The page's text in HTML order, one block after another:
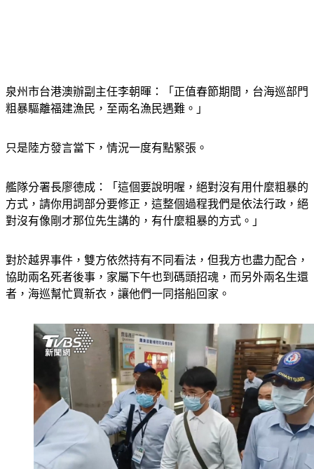
泉州市台港澳辦副主任李朝暉：「正值春節期間，台海巡部門
粗暴驅離福建漁民，至兩名漁民遇難。」
只是陸方發言當下，情況一度有點緊張。
艦隊分署長廖德成：「這個要說明喔，絕對沒有用什麼粗暴的
方式，請你用詞部分要修正，這整個過程我們是依法行政，絕
對沒有像剛才那位先生講的，有什麼粗暴的方式。」
對於越界事件，雙方依然持有不同看法，但我方也盡力配合，
協助兩名死者後事，家屬下午也到碼頭招魂，而另外兩名生還
者，海巡幫忙買新衣，讓他們一同搭船回家。